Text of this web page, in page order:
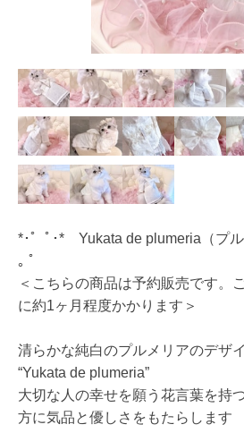
*･゜ﾟ･* Yukata de plumeria（プ
｡ ﾟ
＜こちらの商品は予約販売です。
に約1ヶ月程度かかります＞
清らかな純白のプルメリアのデザ
“Yukata de plumeria”
大切な人の幸せを願う花言葉を持
方に気品と優しさをもたらします